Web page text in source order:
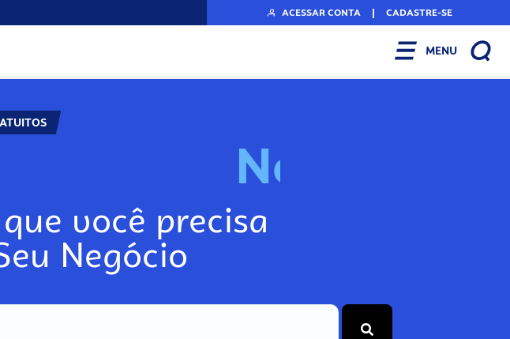
ACESSAR CONTA | CADASTRE-SE
MENU
Nos
você precisa
Negócio